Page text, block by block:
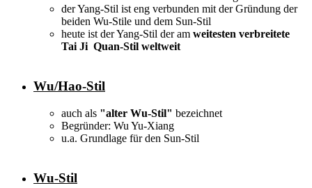
der Yang-Stil ist eng verbunden mit der Gründung der
beiden Wu-Stile und dem Sun-Stil
heute ist der Yang-Stil der am weitesten verbreitete
Tai Ji Quan-Stil weltweit
Wu/Hao-Stil
auch als "alter Wu-Stil" bezeichnet
Begründer: Wu Yu-Xiang
u.a. Grundlage für den Sun-Stil
Wu-Stil